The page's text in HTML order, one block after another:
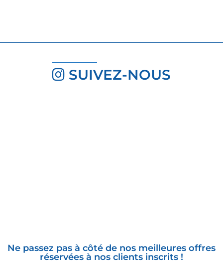
SUIVEZ-NOUS
Ne passez pas à côté de nos meilleures offres
réservées à nos clients inscrits !